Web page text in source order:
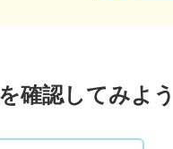
確認してみよう